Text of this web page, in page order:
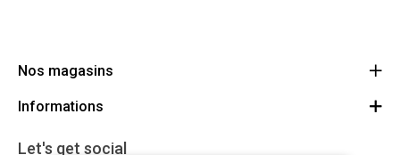
Nos magasins
Cycles Arnold Kontz Gare / Bonnevoie
+352 40 96 74 214 / +352 40 96 74 215
Informations
Conditions générales
Let's get social